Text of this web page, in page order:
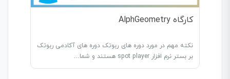
کارگاه AlphGeometry
نکته مهم در مورد دوره های ربوتک دوره های آکادمی ربوتک
بر بستر نرم افزار spot player هستند و شما…